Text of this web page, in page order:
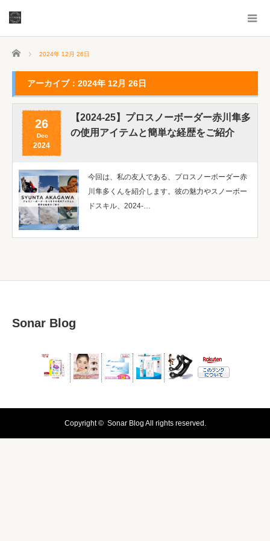
ホーム 2024年 12月 26日
アーカイブ：2024年 12月 26日
26
Dec
2024
【2024-25】プロスノーボーダー赤川隼多
の使用アイテムと簡単な経歴をご紹介
今回は、私の友人である、プロスノーボーダー赤
川隼多くんを紹介します。彼の魅力やスノーボー
ドスキル、2024-…
Sonar Blog
Copyright © Sonar Blog All rights reserved.